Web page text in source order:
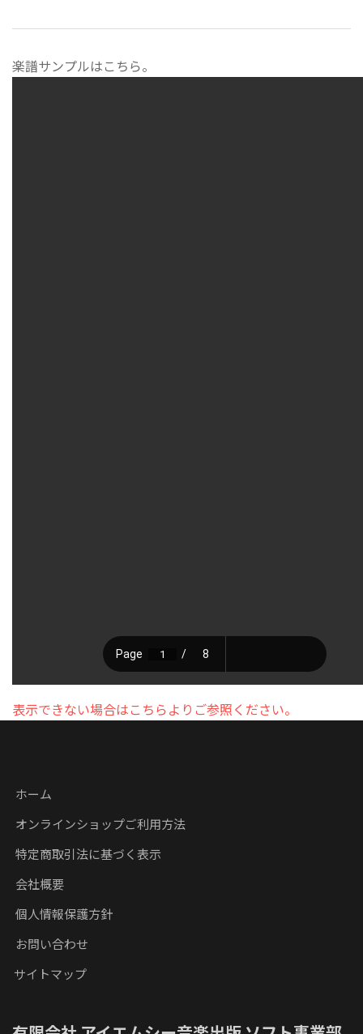
楽譜サンプルはこちら。
表示できない場合はこちらよりご参照ください。
ホーム
オンラインショップご利用方法
特定商取引法に基づく表示
会社概要
個人情報保護方針
お問い合わせ
サイトマップ